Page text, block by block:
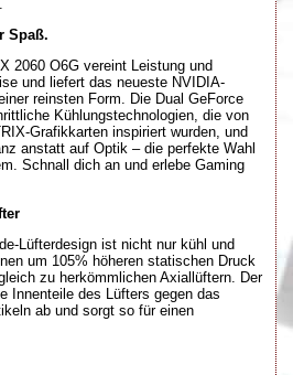
Spaß.
2060 O6G vereint Leistung und
und liefert das neueste NVIDIA-
reinsten Form. Die Dual GeForce
Kühlungstechnologien, die von
Grafikkarten inspiriert wurden, und
anstatt auf Optik – die perfekte Wahl
Schnall dich an und erlebe Gaming
Lüfterdesign ist nicht nur kühl und
um 105% höheren statischen Druck
zu herkömmlichen Axiallüftern. Der
Innenteile des Lüfters gegen das
ab und sorgt so für einen